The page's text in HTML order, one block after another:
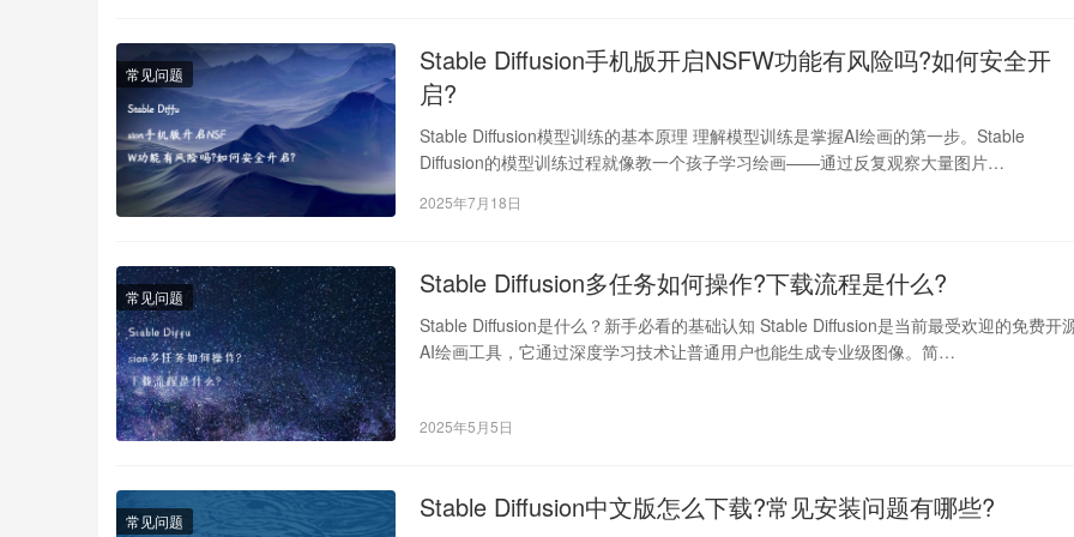
常见问题
Stable Diffusion手机版开启NSFW功能有风险吗?如何安全开
启?
Stable Diffusion模型训练的基本原理 理解模型训练是掌握AI绘画的第一步。Stable
Diffusion的模型训练过程就像教一个孩子学习绘画——通过反复观察大量图片…
2025年7月18日
常见问题 Stable Diffusion多任务如何操作?下载流程是什么?
Stable Diffusion是什么？新手必看的基础认知 Stable Diffusion是当前最受欢迎的免费开
AI绘画工具，它通过深度学习技术让普通用户也能生成专业级图像。简…
2025年5月5日
常见问题 Stable Diffusion中文版怎么下载?常见安装问题有哪些?